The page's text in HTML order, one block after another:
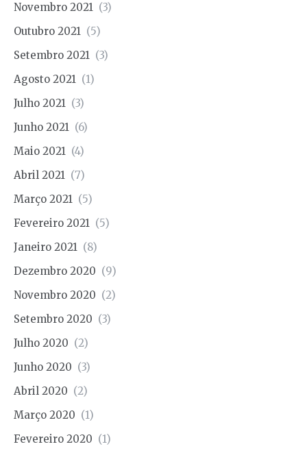
Novembro 2021 (3)
Outubro 2021 (5)
Setembro 2021 (3)
Agosto 2021 (1)
Julho 2021 (3)
Junho 2021 (6)
Maio 2021 (4)
Abril 2021 (7)
Março 2021 (5)
Fevereiro 2021 (5)
Janeiro 2021 (8)
Dezembro 2020 (9)
Novembro 2020 (2)
Setembro 2020 (3)
Julho 2020 (2)
Junho 2020 (3)
Abril 2020 (2)
Março 2020 (1)
Fevereiro 2020 (1)